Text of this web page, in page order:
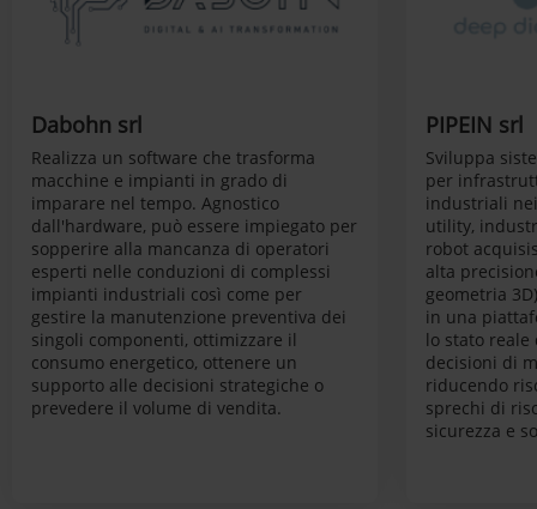
Dabohn srl
Realizza un software che trasforma
macchine e impianti in grado di
imparare nel tempo. Agnostico
dall'hardware, può essere impiegato per
sopperire alla mancanza di operatori
esperti nelle conduzioni di complessi
impianti industriali così come per
gestire la manutenzione preventiva dei
singoli componenti, ottimizzare il
consumo energetico, ottenere un
supporto alle decisioni strategiche o
prevedere il volume di vendita.
PIPEIN srl
Sviluppa
per
industriali
utility,
robot
alta
geometria
in una
lo stato reale
decisioni di
riducendo
sprechi di
sicurezza e